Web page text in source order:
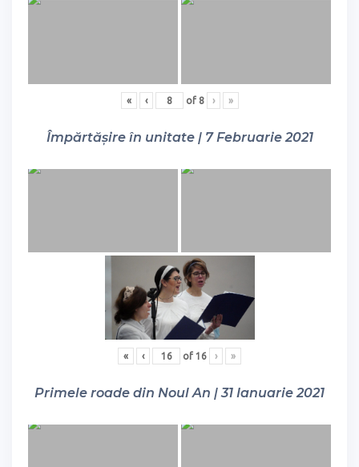
« ‹ of 8 › »
Împărtășire în unitate | 7 Februarie 2021
« ‹ of 16 › »
Primele roade din Noul An | 31 Ianuarie 2021